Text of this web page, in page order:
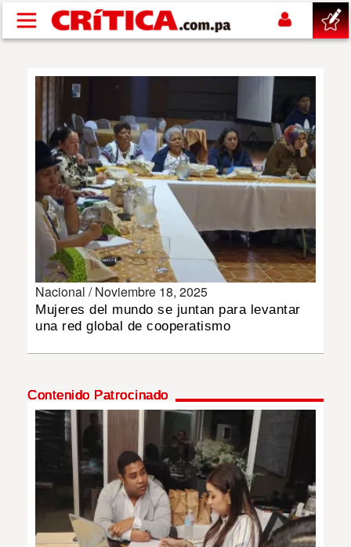
Pasar al contenido principal
SUCESOS
NACIONAL
POLÍTICA
DEPORTES
MULTIMEDIA
Nacional /Noviembre 18, 2025
Mujeres del mundo se juntan para levantar
una red global de cooperatismo
Contenido Patrocinado